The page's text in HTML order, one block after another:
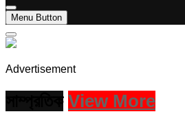
Menu Button
Advertisement
View More